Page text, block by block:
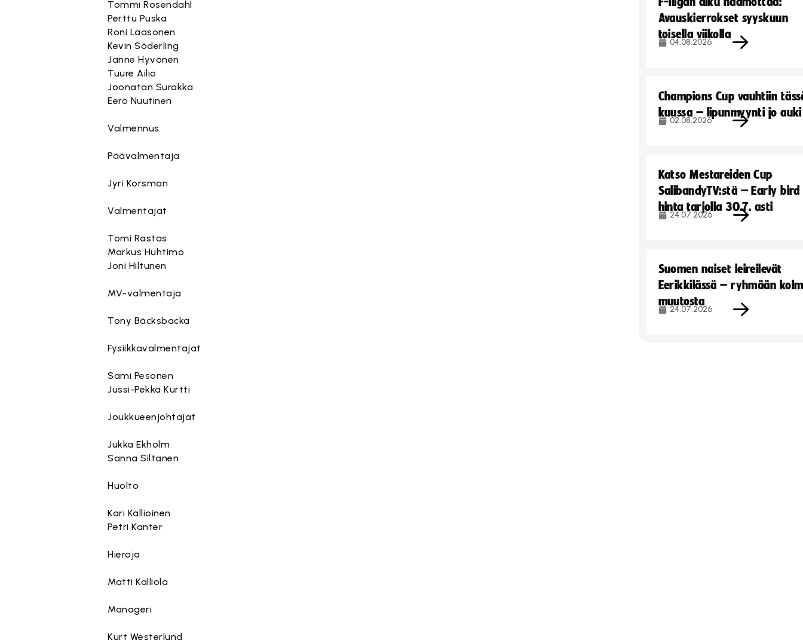
Tommi Rosendahl
Perttu Puska
Roni Laasonen
Kevin Söderling
Janne Hyvönen
Tuure Ailio
Joonatan Surakka
Eero Nuutinen
Valmennus
Päävalmentaja
Jyri Korsman
Valmentajat
Tomi Rastas
Markus Huhtimo
Joni Hiltunen
MV-valmentaja
Tony Bäcksbacka
Fysiikkavalmentajat
Sami Pesonen
Jussi-Pekka Kurtti
Joukkueenjohtajat
Jukka Ekholm
Sanna Siltanen
Huolto
Kari Kallioinen
Petri Kanter
Hieroja
Matti Kalliola
Manageri
Kurt Westerlund
Avauskierrokset syyskuun
toisella viikolla
04.08.2026
Champions Cup vauhtiin
kuussa – lipunmyynti jo auki
02.08.2026
Katso Mestareiden Cup
SalibandyTV:stä – Early
hinta tarjolla 30.7. asti
24.07.2026
Suomen naiset leireilevät
Eerikkilässä – ryhmään
muutosta
24.07.2026